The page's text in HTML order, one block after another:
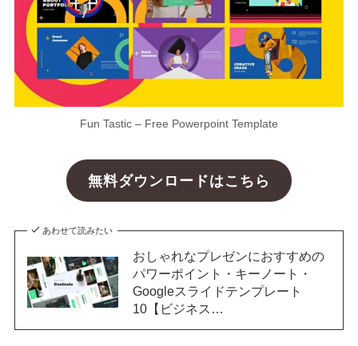
Fun Tastic – Free Powerpoint Template
無料ダウンロードはこちら
あわせて読みたい
おしゃれなプレゼンにおすすめの
パワーポイント・キーノート・
Googleスライドテンプレート
10【ビジネス…